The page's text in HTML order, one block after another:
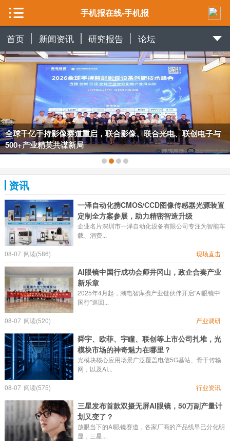
手机报在线-手机报
首页 新闻资讯 研究报告 论坛
全球千亿手持影像赛道重启，联合影像、联合光电、联创电子与
500+产业精英共谋新局
资讯
一泽自动化携CMOS/CCD图像传感器光源装置
定制全方案参展，助力精密智造升级
企业名片深圳市一泽自动化设备有限公司专注为智能车
载、消费...
08-07 阅读(586) 现场直击
AI眼镜中国行成功会师井冈山，政企合奏产业
新乐章
2025年4月起，潮电智库携产业链伙伴开启“AI眼镜中
国行”巡回...
08-07 阅读(520) 产业调研
舜宇、欧菲、宇瞳、联创等上市公司扎堆，光
模块市场的神奇魅力在哪里？
光模块核心应用场景广泛覆盖电信5G基站、骨干传输
网，以及AI...
08-07 阅读(575) 行业资讯
三星发布首款双摄无屏AI眼镜，50万副产量计
划又变了？
放眼当下的AI眼镜赛道，各家厂商的产品线早已分化明
显，三星...